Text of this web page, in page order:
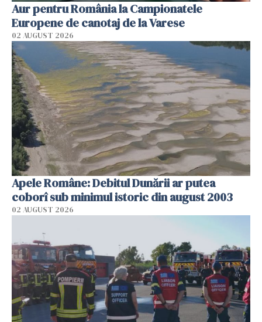
Aur pentru România la Campionatele
Europene de canotaj de la Varese
02 AUGUST 2026
Apele Române: Debitul Dunării ar putea
coborî sub minimul istoric din august 2003
02 AUGUST 2026